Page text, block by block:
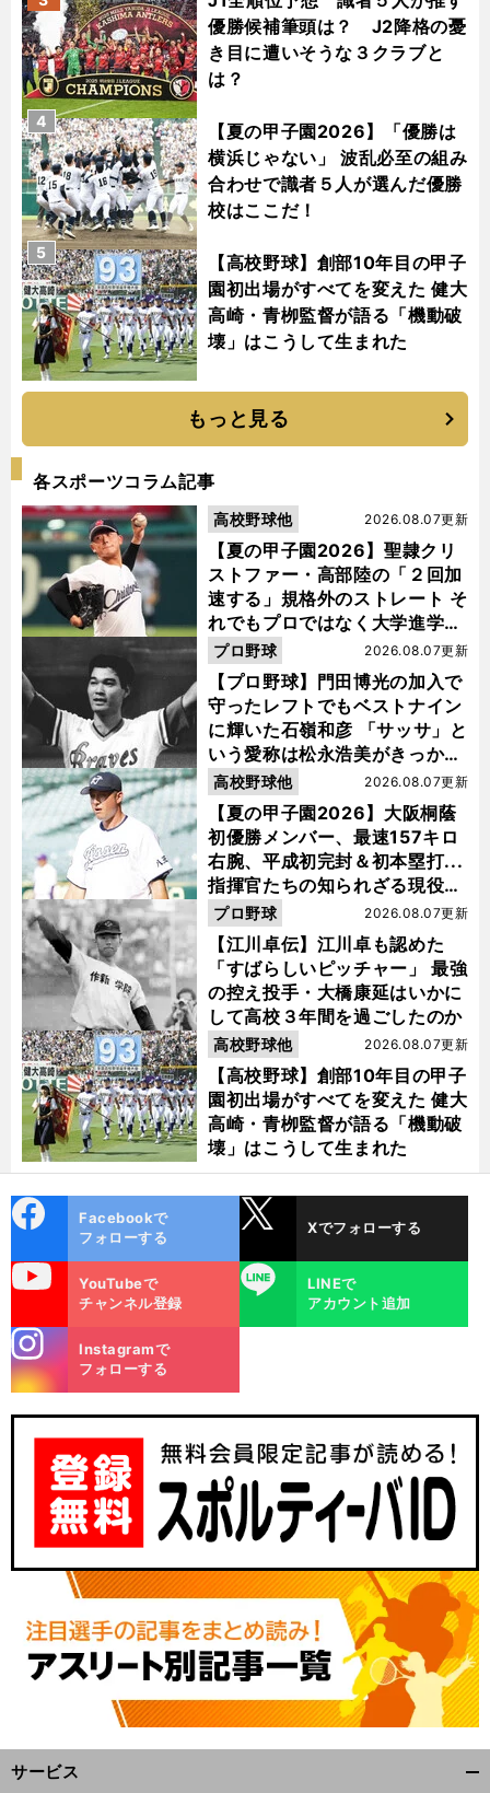
優勝候補筆頭は？ J2降格の憂
き目に遭いそうな３クラブと
は？
【夏の甲子園2026】「優勝は
横浜じゃない」 波乱必至の組み
合わせで識者５人が選んだ優勝
校はここだ！
4
【高校野球】創部10年目の甲子
園初出場がすべてを変えた 健大
高崎・青栁監督が語る「機動破
壊」はこうして生まれた
5
もっと見る
各スポーツコラム記事
【夏の甲子園2026】聖隷クリ
ストファー・高部陸の「２回加
速する」規格外のストレート そ
れでもプロではなく大学進学を
選ぶ理由
2026.08.07更新
高校野球他
【プロ野球】門田博光の加入で
守ったレフトでもベストナイン
に輝いた石嶺和彦 「サッサ」と
いう愛称は松永浩美がきっか
け？
2026.08.07更新
プロ野球
【夏の甲子園2026】大阪桐蔭
初優勝メンバー、最速157キロ
右腕、平成初完封＆初本塁打...
指揮官たちの知られざる現役時
代
2026.08.07更新
高校野球他
【江川卓伝】江川卓も認めた
「すばらしいピッチャー」 最強
の控え投手・大橋康延はいかに
して高校３年間を過ごしたのか
2026.08.07更新
プロ野球
【高校野球】創部10年目の甲子
園初出場がすべてを変えた 健大
高崎・青栁監督が語る「機動破
壊」はこうして生まれた
2026.08.07更新
高校野球他
ok
Facebookで
フォローする
Xでフォローする
YouTubeで
チャンネル登録
LINE
LINEで
アカウント追加
m
Instagramで
フォローする
サービス